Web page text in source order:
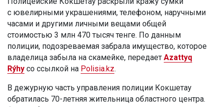
с ювелирными украшениями, телефоном, наручными
часами и другими личными вещами общей
стоимостью 3 млн 470 тысяч тенге. По данным
полиции, подозреваемая забрала имущество, которое
владелица забыла на скамейке, передает Azattyq
Rýhy со ссылкой на Polisia.kz.
В дежурную часть управления полиции Кокшетау
обратилась 70-летняя жительница областного центра.